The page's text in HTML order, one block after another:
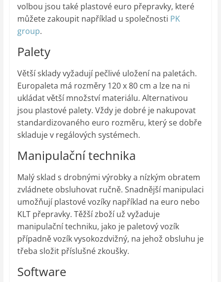
volbou jsou také plastové euro přepravky, které
můžete zakoupit například u společnosti PK
group.
Palety
Větší sklady vyžadují pečlivé uložení na paletách.
Europaleta má rozměry 120 x 80 cm a lze na ni
ukládat větší množství materiálu. Alternativou
jsou plastové palety. Vždy je dobré je nakupovat
standardizovaného euro rozměru, který se dobře
skladuje v regálových systémech.
Manipulační technika
Malý sklad s drobnými výrobky a nízkým obratem
zvládnete obsluhovat ručně. Snadnější manipulaci
umožňují plastové vozíky například na euro nebo
KLT přepravky. Těžší zboží už vyžaduje
manipulační techniku, jako je paletový vozík
případně vozík vysokozdvižný, na jehož obsluhu je
třeba složit příslušné zkoušky.
Software